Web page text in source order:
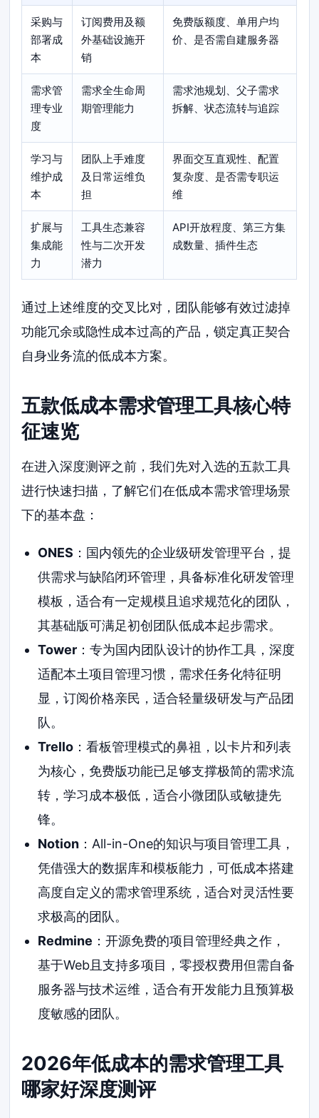
采购与
部署成
本
订阅费用及额
外基础设施开
销
免费版额度、单用户均
价、是否需自建服务器
需求管
理专业
度
需求全生命周
期管理能力
需求池规划、父子需求
拆解、状态流转与追踪
学习与
维护成
本
团队上手难度
及日常运维负
担
界面交互直观性、配置
复杂度、是否需专职运
维
扩展与
集成能
力
工具生态兼容
性与二次开发
潜力
API开放程度、第三方集
成数量、插件生态
通过上述维度的交叉比对，团队能够有效过滤掉
功能冗余或隐性成本过高的产品，锁定真正契合
自身业务流的低成本方案。
五款低成本需求管理工具核心特
征速览
在进入深度测评之前，我们先对入选的五款工具
进行快速扫描，了解它们在低成本需求管理场景
下的基本盘：
ONES ：国内领先的企业级研发管理平台，提
供需求与缺陷闭环管理，具备标准化研发管理
模板，适合有一定规模且追求规范化的团队，
其基础版可满足初创团队低成本起步需求。
Tower：专为国内团队设计的协作工具，深度
适配本土项目管理习惯，需求任务化特征明
显，订阅价格亲民，适合轻量级研发与产品团
队。
Trello：看板管理模式的鼻祖，以卡片和列表
为核心，免费版功能已足够支撑极简的需求流
转，学习成本极低，适合小微团队或敏捷先
锋。
Notion：All-in-One的知识与项目管理工具，
凭借强大的数据库和模板能力，可低成本搭建
高度自定义的需求管理系统，适合对灵活性要
求极高的团队。
Redmine ：开源免费的项目管理经典之作，
基于Web且支持多项目，零授权费用但需自备
服务器与技术运维，适合有开发能力且预算极
度敏感的团队。
2026年低成本的需求管理工具
哪家好深度测评